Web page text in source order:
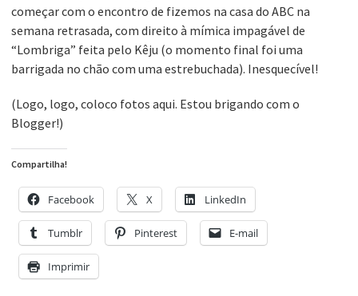
começar com o encontro de fizemos na casa do ABC na
semana retrasada, com direito à mímica impagável de
“Lombriga” feita pelo Kêju (o momento final foi uma
barrigada no chão com uma estrebuchada). Inesquecível!
(Logo, logo, coloco fotos aqui. Estou brigando com o
Blogger!)
Compartilha!
Facebook X LinkedIn
Tumblr Pinterest E-mail
Imprimir